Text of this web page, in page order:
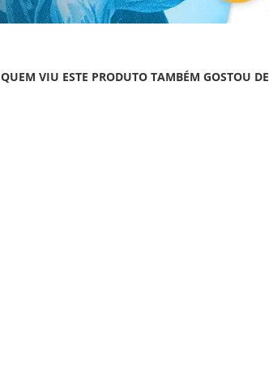
QUEM VIU ESTE PRODUTO TAMBÉM GOSTOU DE